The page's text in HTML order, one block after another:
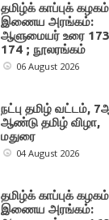
தமிழ்க் காப்புக்
இணைய அரங்கம்:
ஆளுமையர் உரை
174 ; நூலரங்கம்
06 August 2026
நட்பு தமிழ் வட்டம்,
ஆண்டு தமிழ் விழா,
மதுரை
04 August 2026
தமிழ்க் காப்புக்
இணைய அரங்கம்: